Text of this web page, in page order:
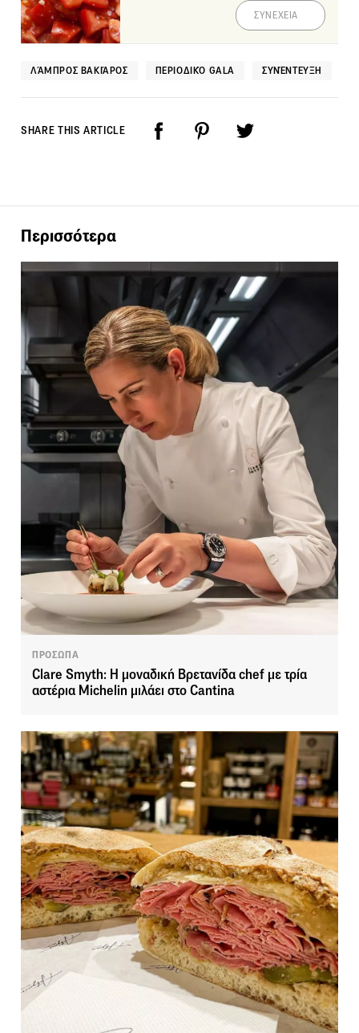
ΣΥΝΕΧΕΙΑ
ΛΆΜΠΡΟΣ ΒΑΚΙΆΡΟΣ ΠΕΡΙΟΔΙΚΌ GALA ΣΥΝΈΝΤΕΥΞΗ
SHARE THIS ARTICLE
Περισσότερα
ΠΡΟΣΩΠΑ
Clare Smyth: Η μοναδική Βρετανίδα chef με τρία
αστέρια Michelin μιλάει στο Cantina